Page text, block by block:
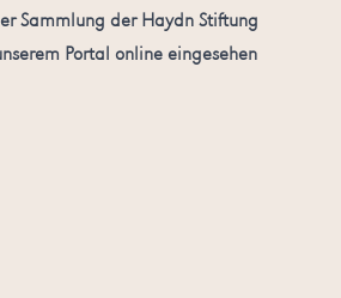
Sammlung der Haydn Stiftung
Portal online eingesehen